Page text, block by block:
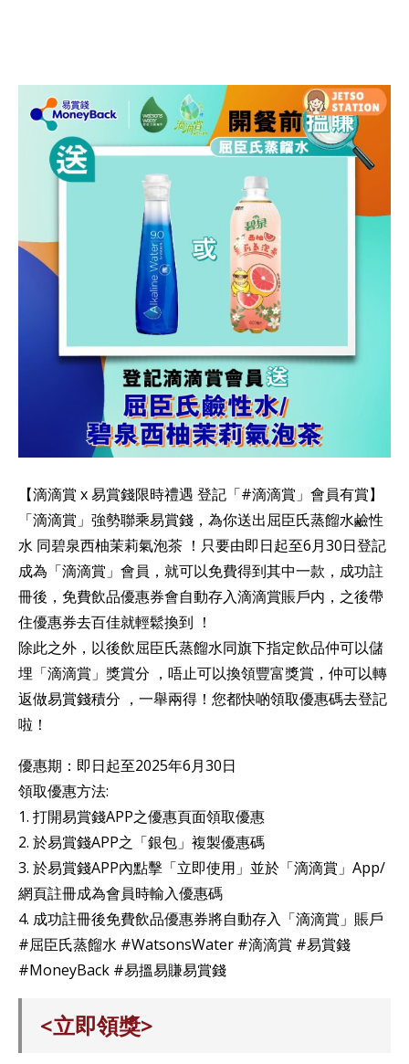
【滴滴賞 x 易賞錢限時禮遇 登記「#滴滴賞」會員有賞】
「滴滴賞」強勢聯乘易賞錢，為你送出屈臣氏蒸餾水鹼性
水 同碧泉西柚茉莉氣泡茶 ！只要由即日起至6月30日登記
成為「滴滴賞」會員，就可以免費得到其中一款，成功註
冊後，免費飲品優惠券會自動存入滴滴賞賬戶内，之後帶
住優惠券去百佳就輕鬆換到 ！
除此之外，以後飲屈臣氏蒸餾水同旗下指定飲品仲可以儲
埋「滴滴賞」獎賞分 ，唔止可以換領豐富獎賞，仲可以轉
返做易賞錢積分 ，一舉兩得！您都快啲領取優惠碼去登記
啦！
優惠期：即日起至2025年6月30日
領取優惠方法:
1. 打開易賞錢APP之優惠頁面領取優惠
2. 於易賞錢APP之「銀包」複製優惠碼
3. 於易賞錢APP內點擊「立即使用」並於「滴滴賞」App/
網頁註冊成為會員時輸入優惠碼
4. 成功註冊後免費飲品優惠券將自動存入「滴滴賞」賬戶
#屈臣氏蒸餾水 #WatsonsWater #滴滴賞 #易賞錢
#MoneyBack #易搵易賺易賞錢
<立即領獎>